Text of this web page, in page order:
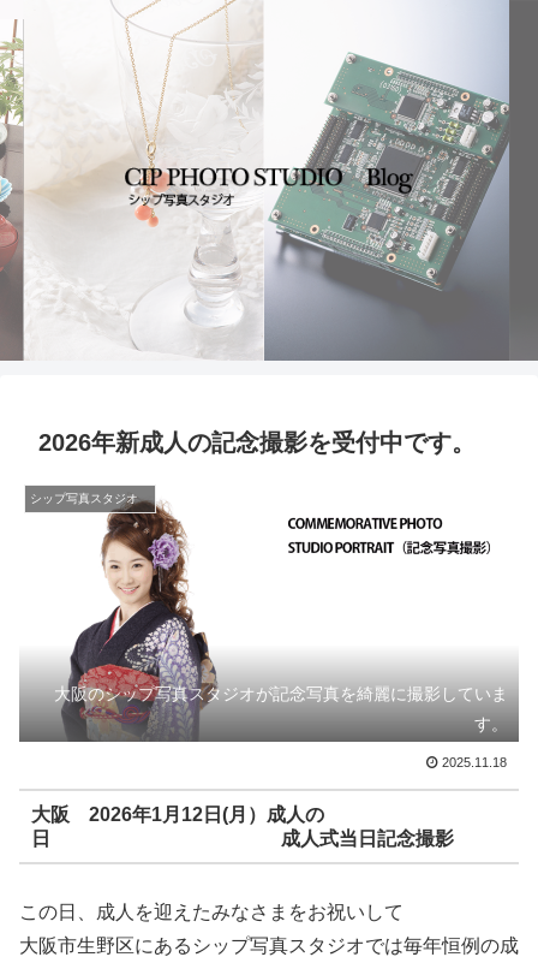
2026年新成人の記念撮影を受付中です。
シップ写真スタジオ
大阪のシップ写真スタジオが記念写真を綺麗に撮影していま
す。
2025.11.18
大阪 2026年1月12日(月）成人の
日 成人式当日記念撮影
この日、成人を迎えたみなさまをお祝いして
大阪市生野区にあるシップ写真スタジオでは毎年恒例の成